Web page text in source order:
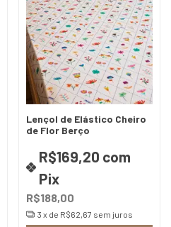
Lençol de Elástico Cheiro
de Flor Berço
R$188,00
R$169,20 com
Pix
3 x de R$62,67 sem juros